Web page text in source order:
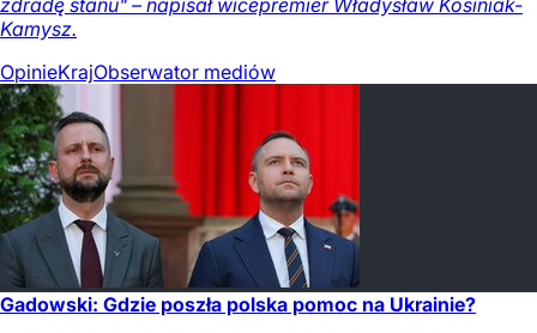
Kamysz.
OpinieKrajObserwator mediów
Gadowski: Gdzie poszła polska pomoc na Ukrainie?